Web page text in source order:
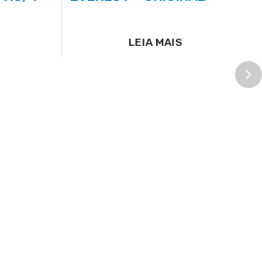
LEIA MAIS